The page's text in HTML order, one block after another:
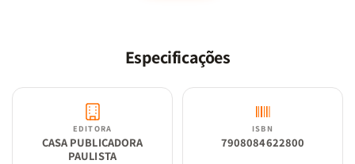
Texto inconfundível: A tradução ARC é conhecida por sua
fidelidade ao texto original e linguagem clássica, ideal para
pastores, líderes e todos que buscam compreender
profundamente a Bíblia.
Especificações
EDITORA
CASA PUBLICADORA
PAULISTA
ISBN
7908084622800